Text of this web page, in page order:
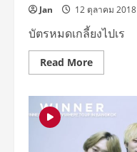
Jan 12 ตุลาคม 2018
บัตรหมดเกลี้ยงไปเร
Read MoreRead
more
SOLD
OUT
เช่น
กัน!
โฟร์